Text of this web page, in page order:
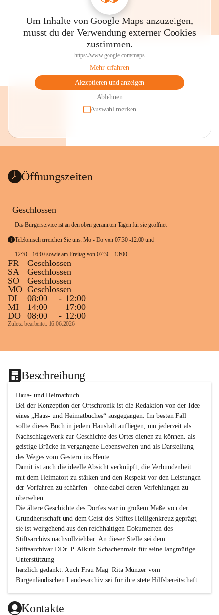
Um Inhalte von Google Maps anzuzeigen,
musst du der Verwendung externer Cookies
zustimmen.
https://www.google.com/maps
Mehr erfahren
Akzeptieren und anzeigen
Ablehnen
Auswahl merken
Öffnungszeiten
Geschlossen
Das Bürgerservice ist an den oben genannten Tagen für sie geöffnet
Telefonisch erreichen Sie uns: Mo - Do von 07:30 -12:00 und
FR
Geschlossen
SA
Geschlossen
SO
Geschlossen
MO Geschlossen
DI
08:00 - 12:00
MI
14:00 - 17:00
DO
08:00 - 12:00
Zuletzt bearbeitet: 16.06.2026
Beschreibung
Haus- und Heimatbuch
Bei der Konzeption der Ortschronik ist die Redaktion von der Idee
eines „Haus- und Heimatbuches“ ausgegangen. Im besten Fall
sollte dieses Buch in jedem Haushalt aufliegen, um jederzeit als
Nachschlagewerk zur Geschichte des Ortes dienen zu können, als
geistige Brücke in vergangene Lebenswelten und als Darstellung
des Weges vom Gestern ins Heute.
Damit ist auch die ideelle Absicht verknüpft, die Verbundenheit
mit dem Heimatort zu stärken und den Respekt vor den Leistungen
der Vorfahren zu schärfen – ohne dabei deren Verfehlungen zu
übersehen.
Die ältere Geschichte des Dorfes war in großem Maße von der
Grundherrschaft und dem Geist des Stiftes Heiligenkreuz geprägt,
sie ist weitgehend aus den reichhaltigen Dokumenten des
Stiftsarchivs nachvollziehbar. An dieser Stelle sei dem
Stiftsarchivar DDr. P. Alkuin Schachenmair für seine langmütige
Unterstützung
herzlich gedankt. Auch Frau Mag. Rita Münzer vom
Burgenländischen Landesarchiv sei für ihre stete Hilfsbereitschaft
Dank gilt den Textautoren dieser Chronik, dem kleinen
Redaktionsteam, für die gute Zusammenarbeit.
Kontakte